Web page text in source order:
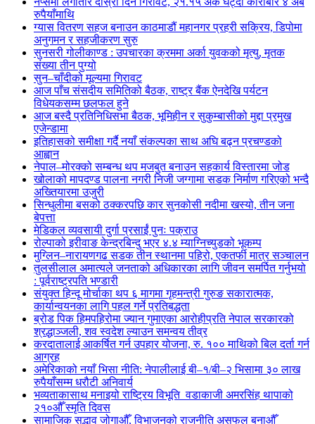
रुपैयाँमाथि
ग्यास वितरण सहज बनाउन काठमाडौं महानगर प्रहरी सक्रिय, डिपोमा
अनुगमन र सहजीकरण सुरु
सुनसरी गोलीकाण्ड : उपचारका क्रममा अर्का युवकको मृत्यु, मृतक
संख्या तीन पुग्यो
सुन–चाँदीको मूल्यमा गिरावट
आज पाँच संसदीय समितिको बैठक, राष्ट्र बैंक ऐनदेखि पर्यटन
विधेयकसम्म छलफल हुने
आज बस्दै प्रतिनिधिसभा बैठक, भूमिहीन र सुकुम्बासीको मुद्दा प्रमुख
एजेन्डामा
इतिहासको समीक्षा गर्दै नयाँ संकल्पका साथ अघि बढ्न प्रचण्डको
आह्वान
नेपाल–मोरक्को सम्बन्ध थप मजबुत बनाउन सहकार्य विस्तारमा जोड
खोलाको मापदण्ड पालना नगरी निजी जग्गामा सडक निर्माण गरिएको भन्दै
अख्तियारमा उजुरी
सिन्धुलीमा बसको ठक्करपछि कार सुनकोसी नदीमा खस्यो, तीन जना
बेपत्ता
मेडिकल व्यवसायी दुर्गा प्रसाईं पुनः पक्राउ
रोल्पाको इरीवाङ केन्द्रबिन्दु भएर ४.४ म्याग्निच्युडको भूकम्प
मुग्लिन–नारायणगढ सडक तीन स्थानमा पहिरो, एकतर्फी मात्र सञ्चालन
तुलसीलाल अमात्यले जनताको अधिकारका लागि जीवन समर्पित गर्नुभयो
: पूर्वराष्ट्रपति भण्डारी
संयुक्त हिन्दू मोर्चाका थप ६ मागमा गृहमन्त्री गुरुङ सकारात्मक,
कार्यान्वयनका लागि पहल गर्ने प्रतिबद्धता
ब्रोड पिक हिमपहिरोमा ज्यान गुमाएका आरोहीप्रति नेपाल सरकारको
श्रद्धाञ्जली, शव स्वदेश ल्याउन समन्वय तीव्र
करदातालाई आकर्षित गर्न उपहार योजना, रु. १०० माथिको बिल दर्ता गर्न
आग्रह
अमेरिकाको नयाँ भिसा नीति: नेपालीलाई बी–१/बी–२ भिसामा ३० लाख
रुपैयाँसम्म धरौटी अनिवार्य
भव्यताकासाथ मनाइयो राष्ट्रिय विभूति वडाकाजी अमरसिंह थापाको
२१०औँ स्मृति दिवस
सामाजिक सद्भाव जोगाऔँ, विभाजनको राजनीति असफल बनाऔँ